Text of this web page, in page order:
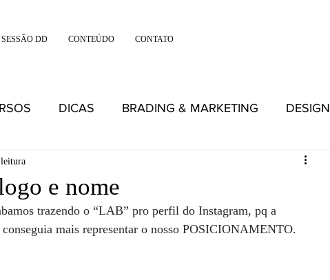
SESSÃO DD CONTEÚDO CONTATO
DICAS BRADING & MARKETING DESIGN
e nome
trazendo o “LAB” pro perfil do Instagram, pq a
mais representar o nosso POSICIONAMENTO.